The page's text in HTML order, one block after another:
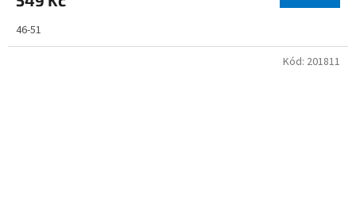
46-51
Kód: 201811